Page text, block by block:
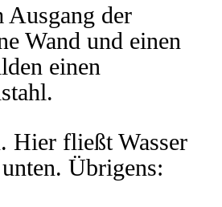
Ausgang der
Wand und einen
einen
Hier fließt Wasser
Übrigens: